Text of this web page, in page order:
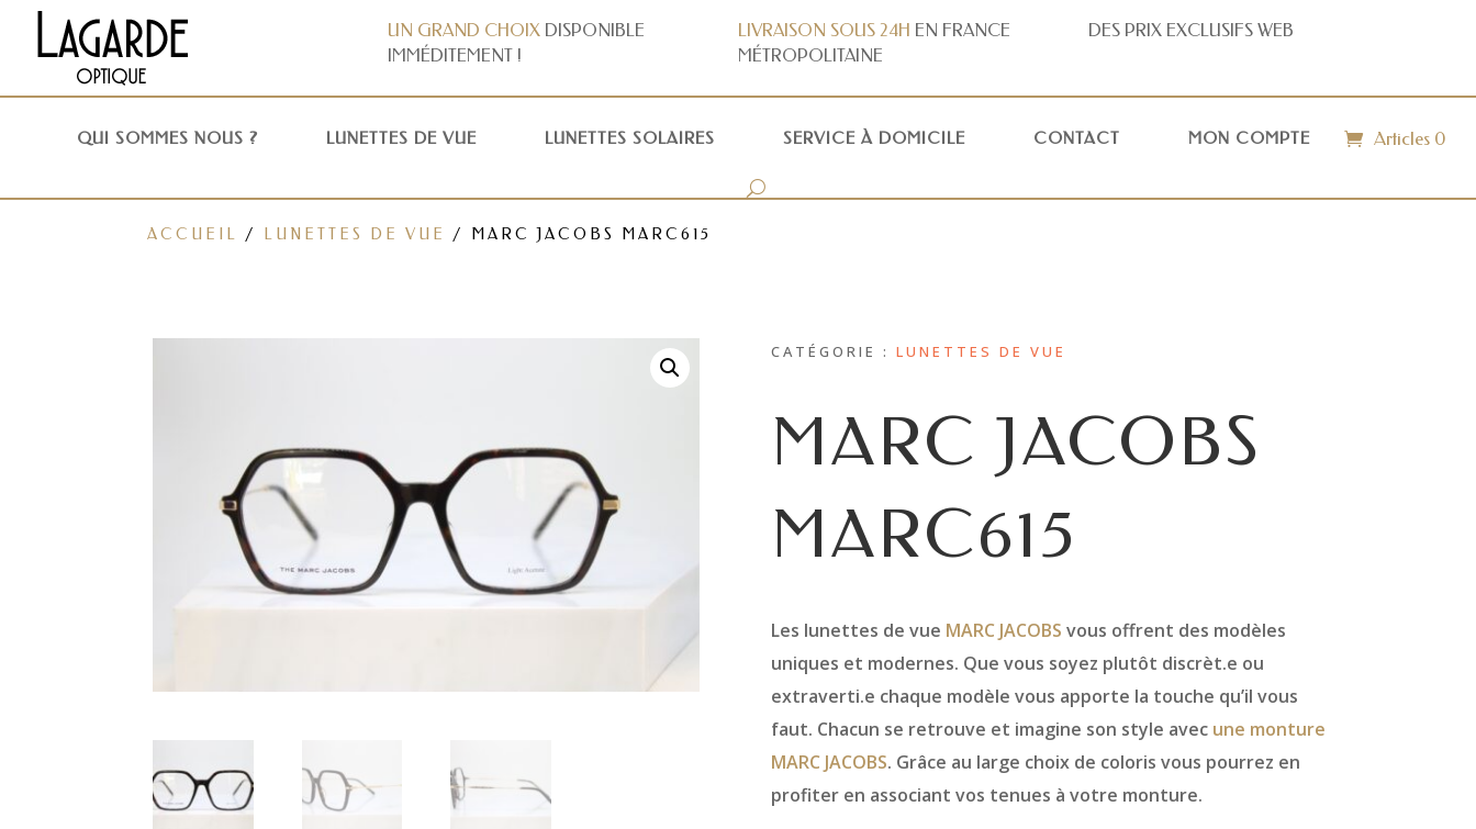
UN GRAND CHOIXDISPONIBLE
IMMÉDITEMENT !
LIVRAISON SOUS 24H EN FRANCE
MÉTROPOLITAINE
DES PRIX EXCLUSIFS WEB
QUI SOMMES NOUS ? LUNETTES DE VUE LUNETTES SOLAIRES SERVICE À DOMICILE CONTACT MON COMPTE Articles 0
ACCUEIL / LUNETTES DE VUE / MARC JACOBS MARC615
CATÉGORIE : LUNETTES DE VUE
MARC JACOBS
MARC615
Les lunettes de vue MARC JACOBS vous offrent des modèles
uniques et modernes. Que vous soyez plutôt discrèt.e ou
extraverti.e chaque modèle vous apporte la touche qu’il vous
faut. Chacun se retrouve et imagine son style avec une monture
MARC JACOBS. Grâce au large choix de coloris vous pourrez en
profiter en associant vos tenues à votre monture.